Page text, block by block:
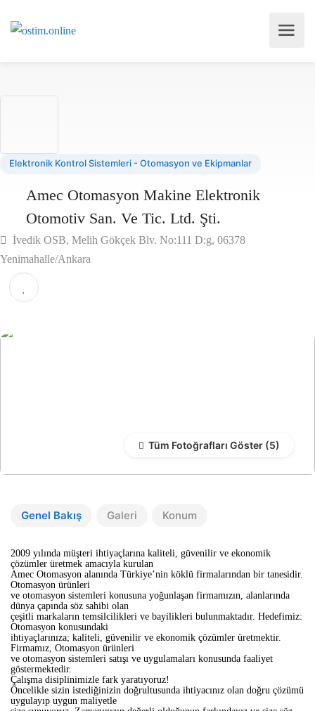
Amec Otomasyon Makine Elektronik
Otomotiv San. Ve Tic. Ltd. Şti.
İvedik OSB, Melih Gökçek Blv. No:111 D:g, 06378
Yenimahalle/Ankara
Tüm Fotoğrafları Göster
Genel Bakış Galeri Konum
2009 yılında müşteri ihtiyaçlarına kaliteli, güvenilir ve ekonomik
çözümler üretmek amacıyla kurulan
Amec Otomasyon alanında Türkiye’nin köklü firmalarından bir tanesidir.
Otomasyon ürünleri
ve otomasyon sistemleri konusuna yoğunlaşan firmamızın, alanlarında
dünya çapında söz sahibi olan
çeşitli markaların temsilcilikleri ve bayilikleri bulunmaktadır. Hedefimiz:
Otomasyon konusundaki
ihtiyaçlarınıza; kaliteli, güvenilir ve ekonomik çözümler üretmektir.
Firmamız, Otomasyon ürünleri
ve otomasyon sistemleri satışı ve uygulamaları konusunda faaliyet
göstermektedir.
Çalışma disiplinimizle fark yaratıyoruz!
Öncelikle sizin istediğinizin doğrultusunda ihtiyacınız olan doğru çözümü
uygulayıp uygun maliyetle